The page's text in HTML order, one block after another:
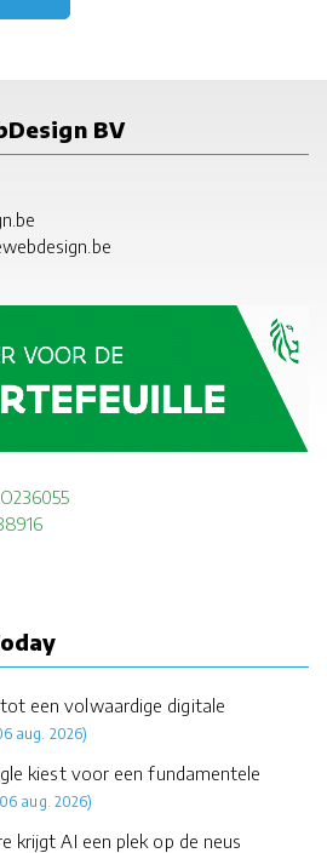
BV
een volwaardige digitale
aug. 2026)
kiest voor een fundamentele
aug. 2026)
krijgt AI een plek op de neus